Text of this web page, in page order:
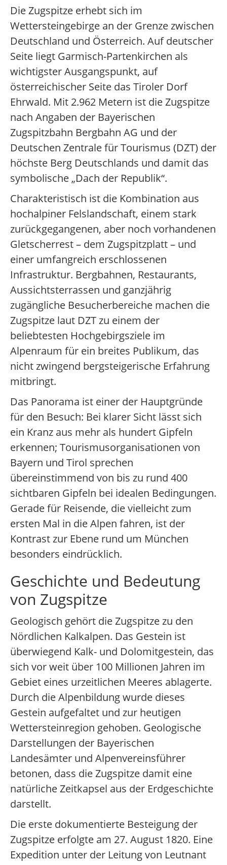
Die Zugspitze erhebt sich im
Wettersteingebirge an der Grenze zwischen
Deutschland und Österreich. Auf deutscher
Seite liegt Garmisch-Partenkirchen als
wichtigster Ausgangspunkt, auf
österreichischer Seite das Tiroler Dorf
Ehrwald. Mit 2.962 Metern ist die Zugspitze
nach Angaben der Bayerischen
Zugspitzbahn Bergbahn AG und der
Deutschen Zentrale für Tourismus (DZT) der
höchste Berg Deutschlands und damit das
symbolische „Dach der Republik“.
Charakteristisch ist die Kombination aus
hochalpiner Felslandschaft, einem stark
zurückgegangenen, aber noch vorhandenen
Gletscherrest – dem Zugspitzplatt – und
einer umfangreich erschlossenen
Infrastruktur. Bergbahnen, Restaurants,
Aussichtsterrassen und ganzjährig
zugängliche Besucherbereiche machen die
Zugspitze laut DZT zu einem der
beliebtesten Hochgebirgsziele im
Alpenraum für ein breites Publikum, das
nicht zwingend bergsteigerische Erfahrung
mitbringt.
Das Panorama ist einer der Hauptgründe
für den Besuch: Bei klarer Sicht lässt sich
ein Kranz aus mehr als hundert Gipfeln
erkennen; Tourismusorganisationen von
Bayern und Tirol sprechen
übereinstimmend von bis zu rund 400
sichtbaren Gipfeln bei idealen Bedingungen.
Gerade für Reisende, die vielleicht zum
ersten Mal in die Alpen fahren, ist der
Kontrast zur Ebene rund um München
besonders eindrücklich.
Geschichte und Bedeutung
von Zugspitze
Geologisch gehört die Zugspitze zu den
Nördlichen Kalkalpen. Das Gestein ist
überwiegend Kalk- und Dolomitgestein, das
sich vor weit über 100 Millionen Jahren im
Gebiet eines urzeitlichen Meeres ablagerte.
Durch die Alpenbildung wurde dieses
Gestein aufgefaltet und zur heutigen
Wettersteinregion gehoben. Geologische
Darstellungen der Bayerischen
Landesämter und Alpenvereinsführer
betonen, dass die Zugspitze damit eine
natürliche Zeitkapsel aus der Erdgeschichte
darstellt.
Die erste dokumentierte Besteigung der
Zugspitze erfolgte am 27. August 1820. Eine
Expedition unter der Leitung von Leutnant